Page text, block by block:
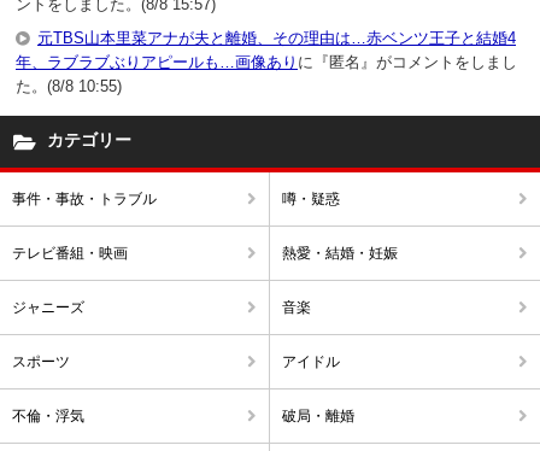
ントをしました。(8/8 15:57)
元TBS山本里菜アナが夫と離婚、その理由は…赤ベンツ王子と結婚4
年、ラブラブぶりアピールも…画像あり に『匿名』がコメントをしまし
た。(8/8 10:55)
カテゴリー
事件・事故・トラブル 噂・疑惑
テレビ番組・映画 熱愛・結婚・妊娠
ジャニーズ 音楽
スポーツ アイドル
不倫・浮気 破局・離婚